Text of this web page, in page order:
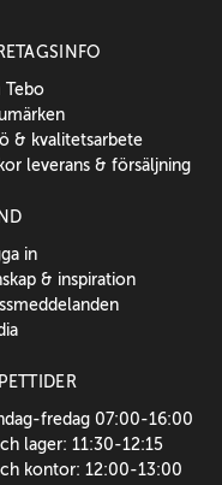
Tebo
& kvalitetsarbete
leverans & försäljning
in
& inspiration
fredag 07:00-16:00
lager: 11:30-12:15
kontor: 12:00-13:00